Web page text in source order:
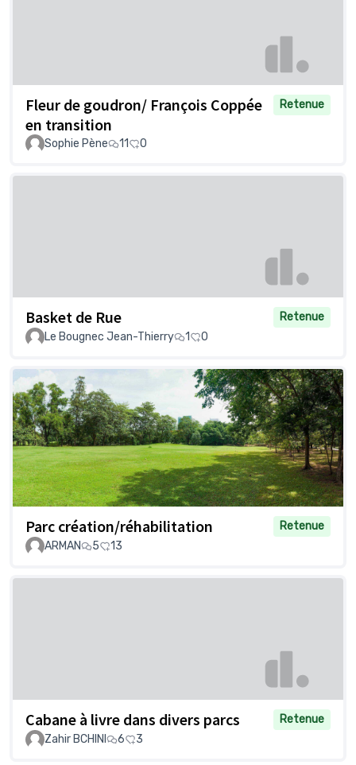
Fleur de goudron/ François Coppée
en transition
Retenue
Sophie Pène 11 0
Basket de Rue
Retenue
Le Bougnec Jean-Thierry
1 0
Parc création/réhabilitation
Retenue
ARMAN
5 13
Cabane à livre dans divers parcs
Retenue
Zahir BCHINI
6 3